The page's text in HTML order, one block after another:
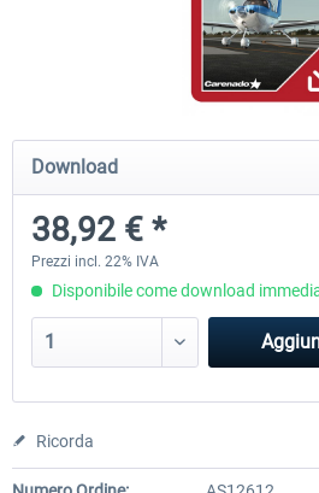
Download
38,92 € *
Prezzi incl. 22% IVA
Disponibile come download
Ricorda